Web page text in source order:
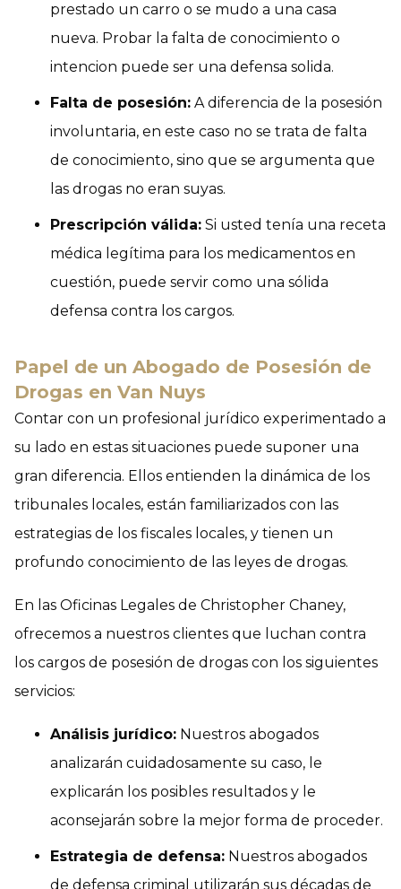
prestado un carro o se mudo a una casa
nueva. Probar la falta de conocimiento o
intencion puede ser una defensa solida.
Falta de posesión: A diferencia de la posesión
involuntaria, en este caso no se trata de falta
de conocimiento, sino que se argumenta que
las drogas no eran suyas.
Prescripción válida: Si usted tenía una receta
médica legítima para los medicamentos en
cuestión, puede servir como una sólida
defensa contra los cargos.
Papel de un Abogado de Posesión de
Drogas en Van Nuys
Contar con un profesional jurídico experimentado a
su lado en estas situaciones puede suponer una
gran diferencia. Ellos entienden la dinámica de los
tribunales locales, están familiarizados con las
estrategias de los fiscales locales, y tienen un
profundo conocimiento de las leyes de drogas.
En las Oficinas Legales de Christopher Chaney,
ofrecemos a nuestros clientes que luchan contra
los cargos de posesión de drogas con los siguientes
servicios:
Análisis jurídico: Nuestros abogados
analizarán cuidadosamente su caso, le
explicarán los posibles resultados y le
aconsejarán sobre la mejor forma de proceder.
Estrategia de defensa: Nuestros abogados
de defensa criminal utilizarán sus décadas de